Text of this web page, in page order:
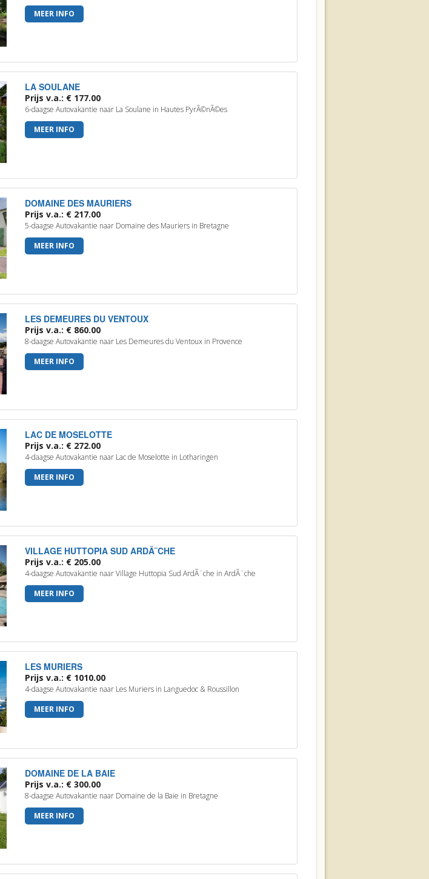
MEER INFO
LA SOULANE
Prijs v.a.: € 177.00
6-daagse Autovakantie naar La Soulane in Hautes PyrÃ©nÃ©es
MEER INFO
DOMAINE DES MAURIERS
Prijs v.a.: € 217.00
5-daagse Autovakantie naar Domaine des Mauriers in Bretagne
MEER INFO
LES DEMEURES DU VENTOUX
Prijs v.a.: € 860.00
8-daagse Autovakantie naar Les Demeures du Ventoux in Provence
MEER INFO
LAC DE MOSELOTTE
Prijs v.a.: € 272.00
4-daagse Autovakantie naar Lac de Moselotte in Lotharingen
MEER INFO
VILLAGE HUTTOPIA SUD ARDÃ¨CHE
Prijs v.a.: € 205.00
4-daagse Autovakantie naar Village Huttopia Sud ArdÃ¨che in ArdÃ¨che
MEER INFO
LES MURIERS
Prijs v.a.: € 1010.00
4-daagse Autovakantie naar Les Muriers in Languedoc & Roussillon
MEER INFO
DOMAINE DE LA BAIE
Prijs v.a.: € 300.00
8-daagse Autovakantie naar Domaine de la Baie in Bretagne
MEER INFO